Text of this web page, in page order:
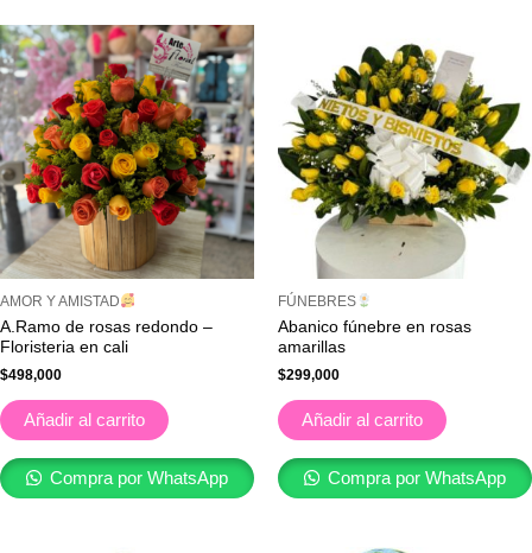
AMOR Y AMISTAD
A.Ramo de rosas redondo –
Floristeria en cali
$498,000
Añadir al carrito
Compra por WhatsApp
FÚNEBRES
Abanico fúnebre en rosas
amarillas
$299,000
Añadir al carrito
Compra por WhatsApp